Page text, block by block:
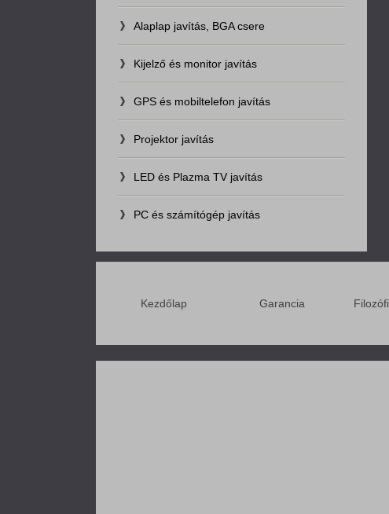
Alaplap javítás, BGA csere
Kijelző és monitor javítás
GPS és mobiltelefon javítás
Projektor javítás
LED és Plazma TV javítás
PC és számítógép javítás
Kezdőlap Garancia